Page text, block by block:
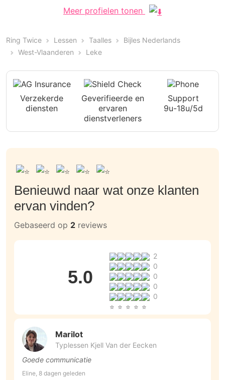
Meer profielen tonen
Ring Twice Lessen Taalles
Bijles Nederlands
West-Vlaanderen
Leke
Verzekerde
diensten
Geverifieerde en
ervaren
dienstverleners
Support
9u-18u/5d
Benieuwd naar wat onze klanten
ervan vinden?
Gebaseerd op 2 reviews
5.0
2
0
0
0
0
Marilot
Typlessen Kjell Van der Eecken
Goede communicatie
Eline, 8 dagen geleden